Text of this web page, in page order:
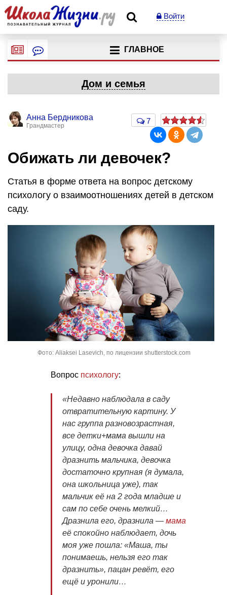
Войти
ГЛАВНОЕ
Дом и семья
Анна Бердникова
Грандмастер
7
Обижать ли девочек?
Статья в форме ответа на вопрос детскому
психологу о взаимоотношениях детей в детском
саду.
Фото: Aliaksei Lasevich, по лицензии shutterstock.com
Вопрос психологу:
«Недавно наблюдала в саду
отвратительную картину. У
нас группа разновозрастная,
все детки+мама вышли на
улицу, одна девочка давай
дразнить мальчика, девочка
достаточно крупная (я думала,
она школьница уже), так
мальчик её на 2 года младше и
сам по себе очень мелкий…
Дразнила его, дразнила — мама
её спокойно наблюдает, дочь
моя уже пошла: «Маша, ты
понимаешь, нельзя его так
дразнить», пацан ревёт, его
ещё и уронили…